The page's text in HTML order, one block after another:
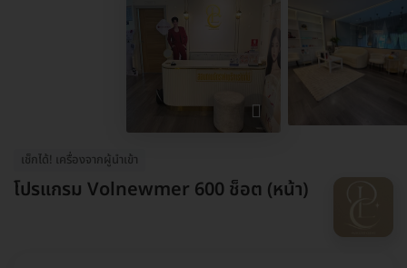
เช็กได้! เครื่องจากผู้นำเข้า
โปรแกรม Volnewmer 600 ช็อต (หน้า)